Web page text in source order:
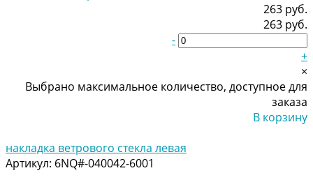
263 руб.
263 руб.
-
+
×
Выбрано максимальное количество, доступное для
заказа
В корзину
накладка ветрового стекла левая
Артикул: 6NQ#-040042-6001